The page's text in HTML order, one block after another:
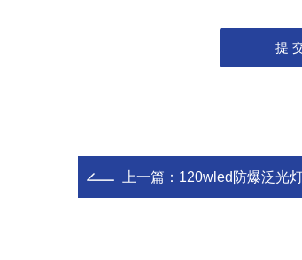
上一篇： 120wled防爆泛光灯,加